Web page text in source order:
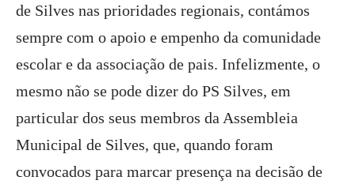
de Silves nas prioridades regionais, contámos
sempre com o apoio e empenho da comunidade
escolar e da associação de pais. Infelizmente, o
mesmo não se pode dizer do PS Silves, em
particular dos seus membros da Assembleia
Municipal de Silves, que, quando foram
convocados para marcar presença na decisão de